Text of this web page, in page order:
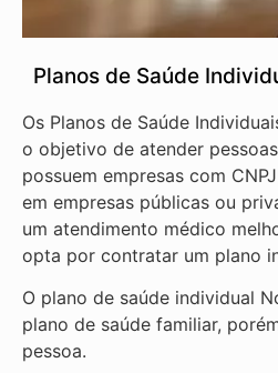
Planos de Saúde
Os Planos de Saúde
o objetivo de atender
possuem empresas com
em empresas públicas ou
um atendimento médico
opta por contratar um plano
O plano de saúde individual
plano de saúde familiar,
pessoa.